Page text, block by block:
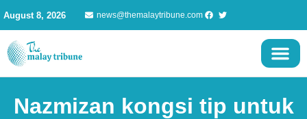
content
August 8, 2026 news@themalaytribune.com
Nazmizan kongsi tip untuk